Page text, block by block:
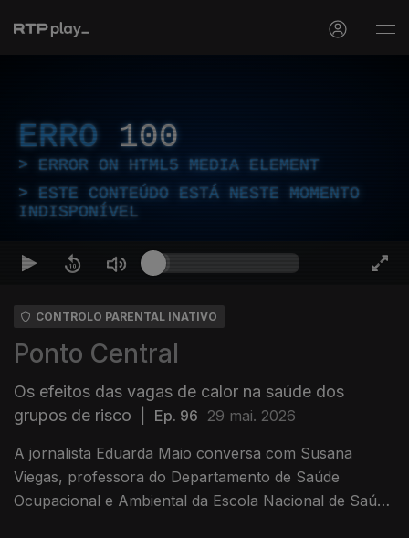
ERRO 100
ERROR ON HTML5 MEDIA ELEMENT
ESTE CONTEÚDO ESTÁ NESTE MOMENTO
INDISPONÍVEL
CONTROLO PARENTAL INATIVO
Ponto Central
Os efeitos das vagas de calor na saúde dos
grupos de risco
Ep. 96 29 mai. 2026
A jornalista Eduarda Maio conversa com Susana
Viegas, professora do Departamento de Saúde
Ocupacional e Ambiental da Escola Nacional de Saúde